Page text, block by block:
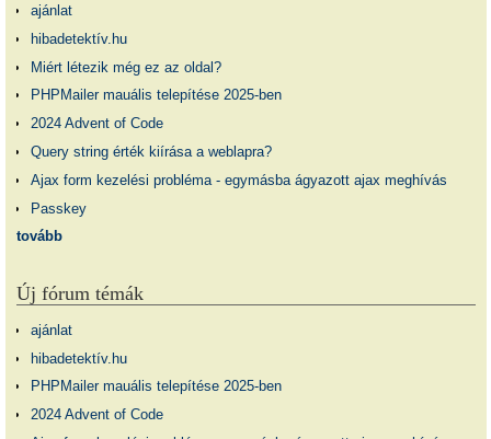
ajánlat
hibadetektív.hu
Miért létezik még ez az oldal?
PHPMailer mauális telepítése 2025-ben
2024 Advent of Code
Query string érték kiírása a weblapra?
Ajax form kezelési probléma - egymásba ágyazott ajax meghívás
Passkey
tovább
Új fórum témák
ajánlat
hibadetektív.hu
PHPMailer mauális telepítése 2025-ben
2024 Advent of Code